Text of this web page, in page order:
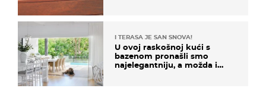
I TERASA JE SAN SNOVA!
U ovoj raskošnoj kući s
bazenom pronašli smo
najelegantniju, a možda i